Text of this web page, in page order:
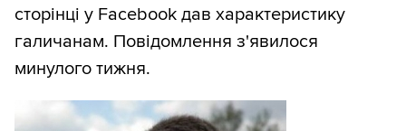
сторінці у Facebook дав характеристику
галичанам. Повідомлення з'явилося
минулого тижня.